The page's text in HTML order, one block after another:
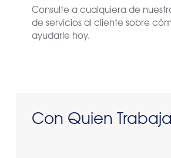
Consulte a cualquiera de
de servicios al cliente sobre
ayudarle hoy.
Con Quien